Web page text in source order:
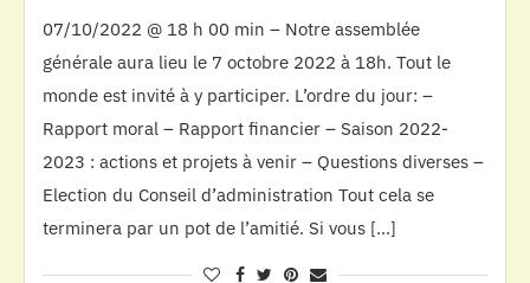
07/10/2022 @ 18 h 00 min – Notre assemblée
générale aura lieu le 7 octobre 2022 à 18h. Tout le
monde est invité à y participer. L’ordre du jour: –
Rapport moral – Rapport financier – Saison 2022-
2023 : actions et projets à venir – Questions diverses –
Election du Conseil d’administration Tout cela se
terminera par un pot de l’amitié. Si vous […]